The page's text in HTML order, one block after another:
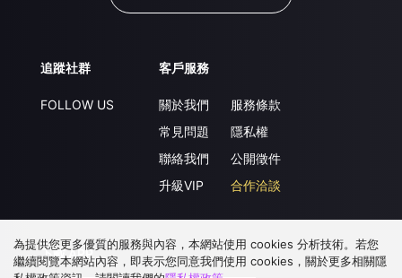
追蹤社群
FOLLOW US
客戶服務
關於我們
常見問題
聯絡我們
升級VIP
服務條款
隱私權
公開徵件
合作洽談
下載 APP
為提供您更多優質的服務與內容，本網站使用 cookies 分析技術。若您
繼續閱覽本網站內容，即表示您同意我們使用 cookies，關於更多相關隱